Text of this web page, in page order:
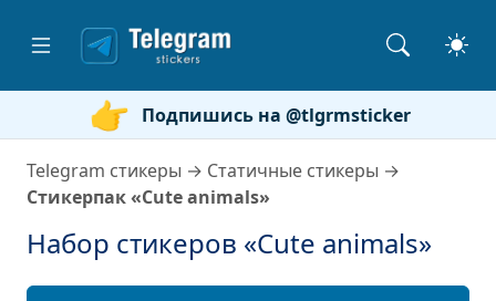
Подпишись на @tlgrmsticker
Telegram стикеры → Статичные стикеры →
Стикерпак «Cute animals»
Набор стикеров «Cute animals»